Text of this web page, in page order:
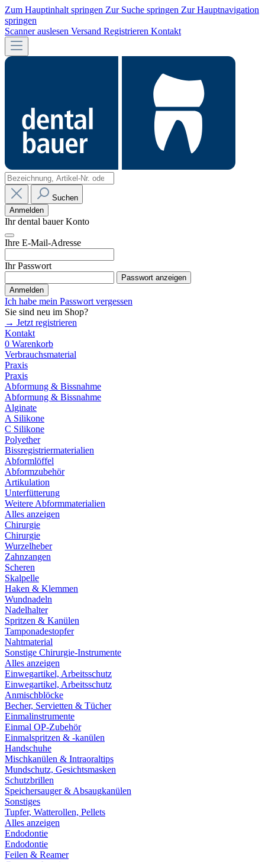
Zum Hauptinhalt springen Zur Suche springen Zur Hauptnavigation
springen
Scanner auslesen Versand Registrieren Kontakt
Suchen
Anmelden
Ihr dental bauer Konto
Ihre E-Mail-Adresse
Ihr Passwort
Passwort anzeigen
Anmelden
Ich habe mein Passwort vergessen
Sie sind neu im Shop?
→ Jetzt registrieren
Kontakt
0 Warenkorb
Verbrauchsmaterial
Praxis
Praxis
Abformung & Bissnahme
Abformung & Bissnahme
Alginate
A Silikone
C Silikone
Polyether
Bissregistriermaterialien
Abformlöffel
Abformzubehör
Artikulation
Unterfütterung
Weitere Abformmaterialien
Alles anzeigen
Chirurgie
Chirurgie
Wurzelheber
Zahnzangen
Scheren
Skalpelle
Haken & Klemmen
Wundnadeln
Nadelhalter
Spritzen & Kanülen
Tamponadestopfer
Nahtmaterial
Sonstige Chirurgie-Instrumente
Alles anzeigen
Einwegartikel, Arbeitsschutz
Einwegartikel, Arbeitsschutz
Anmischblöcke
Becher, Servietten & Tücher
Einmalinstrumente
Einmal OP-Zubehör
Einmalspritzen & -kanülen
Handschuhe
Mischkanülen & Intraoraltips
Mundschutz, Gesichtsmasken
Schutzbrillen
Speichersauger & Absaugkanülen
Sonstiges
Tupfer, Watterollen, Pellets
Alles anzeigen
Endodontie
Endodontie
Feilen & Reamer